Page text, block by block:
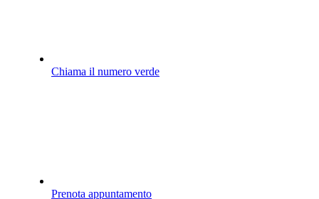
Chiama il numero verde
Prenota appuntamento